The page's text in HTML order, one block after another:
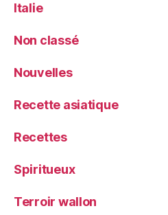
Italie
Non classé
Nouvelles
Recette asiatique
Recettes
Spiritueux
Terroir wallon